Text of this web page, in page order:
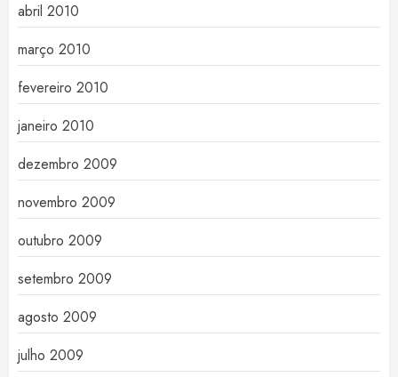
abril 2010
março 2010
fevereiro 2010
janeiro 2010
dezembro 2009
novembro 2009
outubro 2009
setembro 2009
agosto 2009
julho 2009